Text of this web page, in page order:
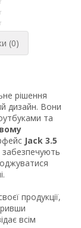
(0)
рішення
дизайн. Вони
та
Jack 3.5
продукції,
всім